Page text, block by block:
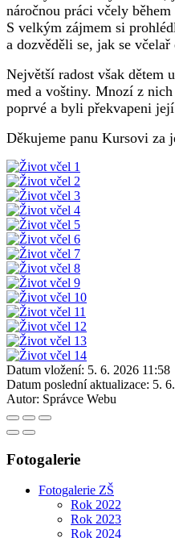
náročnou práci včely
S velkým zájmem si
a dozvěděli se, jak se včelař
Největší radost však dětem
med a voštiny. Mnozí z
poprvé a byli překvapeni
Děkujeme panu Kursovi za
Datum vložení: 5. 6. 2026 11:58
Datum poslední aktualizace: 5.
Autor: Správce Webu
Fotogalerie
Fotogalerie ZŠ
Rok 2022
Rok 2023
Rok 2024